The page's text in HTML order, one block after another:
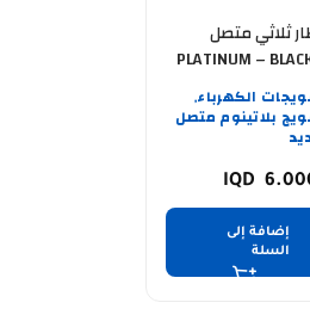
ثلاثي متصل
PLATINUM –
الكهرباء,
بلاتينوم متصل
إضافة إلى
السلة